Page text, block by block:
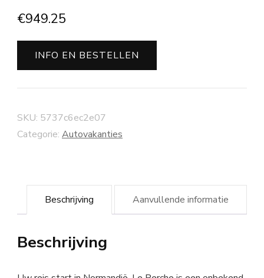
€949.25
INFO EN BESTELLEN
SKU: 5737c6ec2e07
Categorie: Autovakanties
Beschrijving Aanvullende informatie
Beschrijving